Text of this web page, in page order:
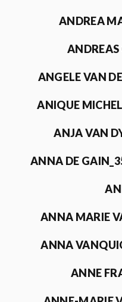
ANDREA
ANDREAS
ANGELE VAN
ANIQUE
ANJA VAN
ANNA DE
ANNA MARIE
ANNA
ANNE